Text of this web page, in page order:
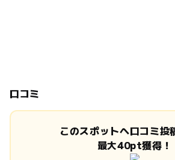
口コミ
このスポットへ口コミ投
最大40pt獲得！